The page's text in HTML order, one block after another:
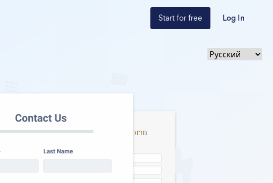
Start for free Log In